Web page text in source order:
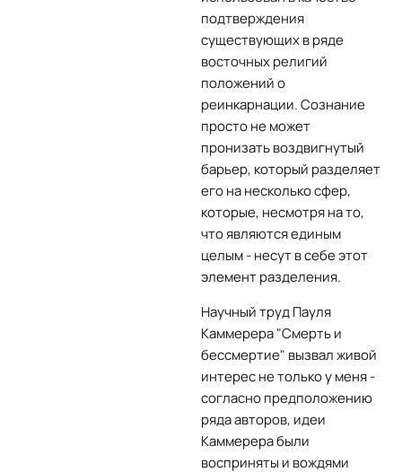
подтверждения
существующих в ряде
восточных религий
положений о
реинкарнации. Сознание
просто не может
пронизать воздвигнутый
барьер, который разделяет
его на несколько сфер,
которые, несмотря на то,
что являются единым
целым - несут в себе этот
элемент разделения.
Научный труд Пауля
Каммерера "Смерть и
бессмертие" вызвал живой
интерес не только у меня -
согласно предположению
ряда авторов, идеи
Каммерера были
восприняты и вождями